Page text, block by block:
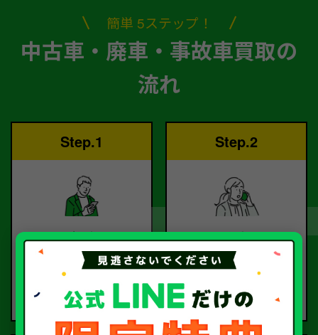
簡単 5ステップ！
中古車・廃車・事故車買取の
流れ
Step.1
ご依頼
お電話または査定フォー
ご依頼ください。
Step.2
査定
査定のプロが
お電話で回答いたしま
す。